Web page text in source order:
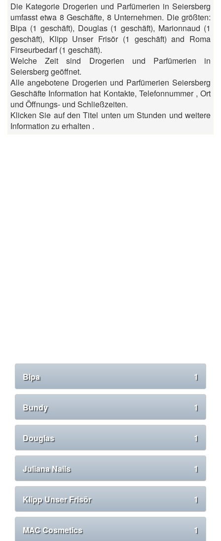
Die Kategorie Drogerien und Parfümerien in Seiersberg
umfasst etwa 8 Geschäfte, 8 Unternehmen. Die größten:
Bipa (1 geschäft), Douglas (1 geschäft), Marionnaud (1
geschäft), Klipp Unser Frisör (1 geschäft) and Roma
Firseurbedarf (1 geschäft).
Welche Zeit sind Drogerien und Parfümerien in
Seiersberg geöffnet.
Alle angebotene Drogerien und Parfümerien Seiersberg
Geschäfte Information hat Kontakte, Telefonnummer , Ort
und Öffnungs- und Schließzeiten.
Klicken Sie auf den Titel unten um Stunden und weitere
Information zu erhalten .
Bipa 1
Bundy 1
Douglas 1
Juliana Nails 1
Klipp Unser Frisör 1
MAC Cosmetics 1